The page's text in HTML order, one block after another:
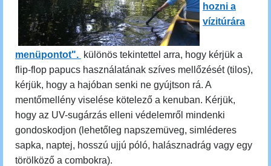
hozni a
vízitúrára
menüpontot". különös tekintettel arra, hogy kérjük a
flip-flop papucs használatának szíves mellőzését (tilos),
kérjük, hogy a hajóban senki ne gyújtson rá. A
mentőmellény viselése kötelező a kenuban. Kérjük,
hogy az UV-sugárzás elleni védelemről mindenki
gondoskodjon (lehetőleg napszemüveg, simléderes
sapka, naptej, hosszú ujjú póló, halásznadrág vagy egy
törölköző a combokra).